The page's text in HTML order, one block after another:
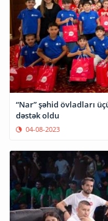
“Nar” şəhid övladları
dəstək oldu
04-08-2023